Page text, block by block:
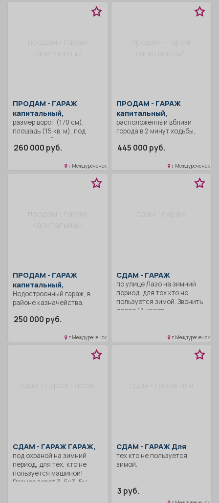
продам - гараж
капитальный,
ПРОДАМ - ГАРАЖ
капитальный,
размер ворот (170 см),
площадь (15 кв. м), под
склад, сухой, крыша новая,
документы в порядке.
260 000 руб.
г Междуреченск
продам - гараж
капитальный,
ПРОДАМ - ГАРАЖ
капитальный,
расположенный вблизи
города в 2 минут ходьбы,
имеется смотровая яма.
земельный участок в
445 000 руб.
г Междуреченск
продам - гараж
капитальный,
ПРОДАМ - ГАРАЖ
капитальный,
Недостроенный гараж, в
районе казначейства,
через ж/д линию .
Документы готовы.
250 000 руб.
г Междуреченск
сдам - гараж
СДАМ - ГАРАЖ
по улице Лазо на зимний
период, для тех кто не
пользуется зимой. Звонить
после 17 часов.
г Междуреченск
сдам - гараж гараж,
СДАМ - ГАРАЖ ГАРАЖ,
под охраной на зимний
период, для тех, кто не
пользуется машиной!
Размер ворот 3, 5х3, 5м.
сдам - гараж для
СДАМ - ГАРАЖ Для
тех кто не пользуется
зимой.
3 руб.